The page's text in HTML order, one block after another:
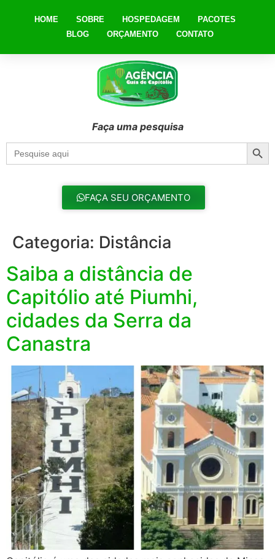
HOME SOBRE HOSPEDAGEM
PACOTES
BLOG
ORÇAMENTO CONTATO
Faça uma pesquisa
Search
for:
FAÇA SEU ORÇAMENTO
Categoria: Distância
Saiba a distância de
Capitólio até Piumhi,
cidades da Serra da
Canastra